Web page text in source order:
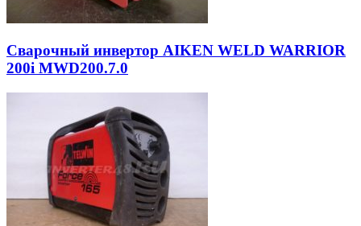
Сварочный инвертор AIKEN WELD WARRIOR
200i MWD200.7.0